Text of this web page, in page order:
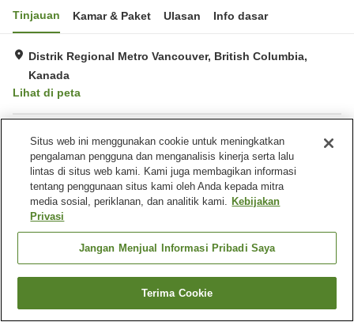
Tinjauan Kamar & Paket Ulasan Info dasar
Distrik Regional Metro Vancouver, British Columbia,
Kanada
Lihat di peta
Fasilitas properti
Tempat parkir
Restoran
Benar-benar bebas rokok
Laundry
Beranda
Distrik Regional Metro Vancouver
Days Inn by Wyndham Vancouver Downtown
Cari kamar
Situs web ini menggunakan cookie untuk meningkatkan
pengalaman pengguna dan menganalisis kinerja serta lalu
lintas di situs web kami. Kami juga membagikan informasi
tentang penggunaan situs kami oleh Anda kepada mitra
media sosial, periklanan, dan analitik kami. Kebijakan
Privasi
Jangan Menjual Informasi Pribadi Saya
Terima Cookie